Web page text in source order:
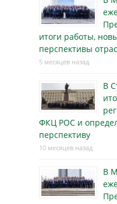
итоги работы,
перспективы
5 месяцев назад
В
ФКЦ РОС и
перспективу
10 месяцев назад
В